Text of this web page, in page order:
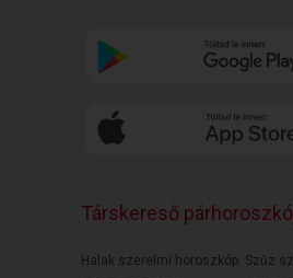
Társkereső
Halak szerelmi horoszkóp Szűz